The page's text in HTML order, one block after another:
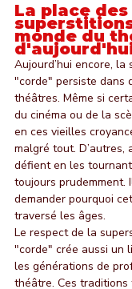
La place des
monde du
Aujourd’hui encore,
"corde" persiste dans
théâtres. Même si
du cinéma ou de la
en ces vieilles
malgré tout. D’autres,
défient en les
toujours prudemment.
demander pourquoi
traversé les âges.
Le respect de la
"corde" crée aussi un
les générations de
théâtre. Ces